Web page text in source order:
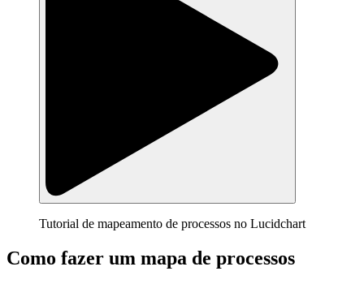
Tutorial de mapeamento de processos no Lucidchart
Como fazer um mapa de processos